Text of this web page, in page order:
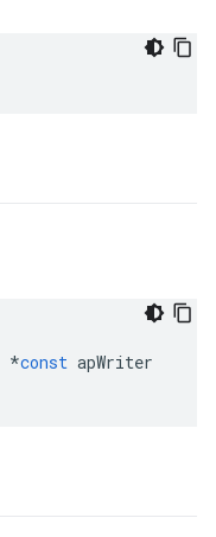
*const apWriter